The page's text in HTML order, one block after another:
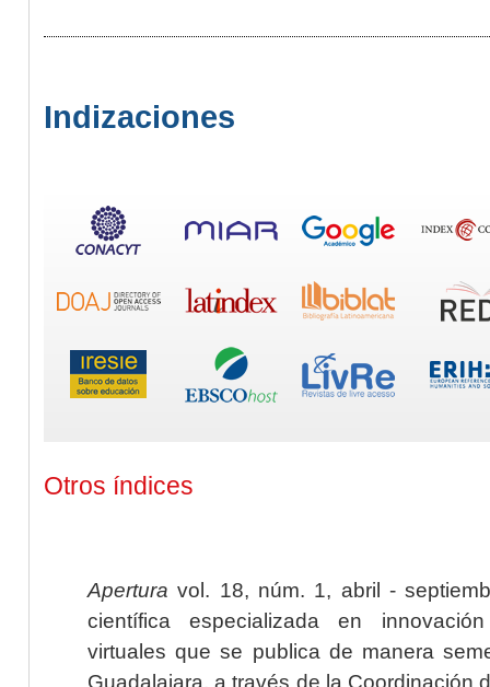
Indizaciones
Otros índices
Apertura vol. 18, núm. 1, abril -
científica especializada en
virtuales que se publica de manera
Guadalajara, a través de la Coordinación